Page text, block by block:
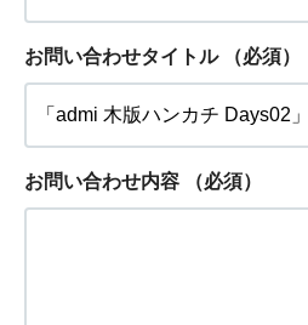
お問い合わせタイトル （必須）
お問い合わせ内容 （必須）